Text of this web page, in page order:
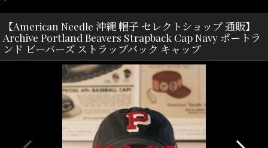
【American Needle 沖縄 帽子 セレクトショップ 通販】
Archive Portland Beavers Strapback Cap Navy ポートラ
ンド ビーバーズ ストラップバック キャップ